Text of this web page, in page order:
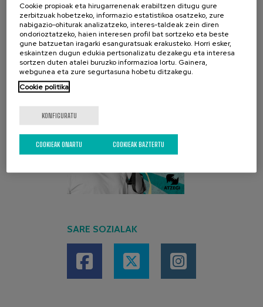
AZKEN KANPAINA
SARE SOZIALAK
Cookie propioak eta hirugarrenenak erabiltzen ditugu gure
zerbitzuak hobetzeko, informazio estatistikoa osatzeko, zure
nabigazio-ohiturak analizatzeko, interes-taldeak zein diren
ondorioztatzeko, haien interesen profil bat sortzeko eta beste
gune batzuetan iragarki esanguratsuak erakusteko. Horri esker,
eskaintzen dugun edukia pertsonalizatu dezakegu eta interesa
sortzen duten atalei buruzko informazioa lortu. Gainera,
webgunea eta zure segurtasuna hobetu ditzakegu.
Cookie politika
KONFIGURATU
COOKIEAK BAZTERTU
COOKIEAK ONARTU